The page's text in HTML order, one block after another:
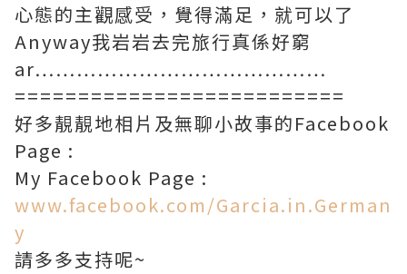
心態的主觀感受，覺得滿足，就可以了
Anyway我岩岩去完旅行真係好窮
ar……………………………………
==========================
好多靚靚地相片及無聊小故事的Facebook
Page :
My Facebook Page :
www.facebook.com/Garcia.in.German
y
請多多支持呢~